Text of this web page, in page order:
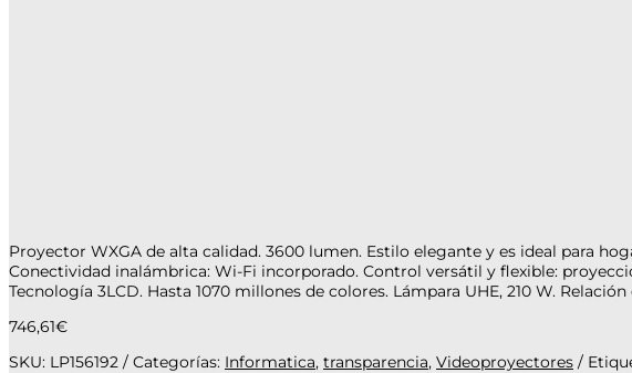
Proyector WXGA de alta calidad. 3600 lumen. Estilo elegante y es ideal para
Conectividad inalámbrica: Wi-Fi incorporado. Control versátil y flexible:
Tecnología 3LCD. Hasta 1070 millones de colores. Lámpara UHE, 210 W.
746,61€
SKU: LP156192 Categorías: Informatica, transparencia, Videoproyectores